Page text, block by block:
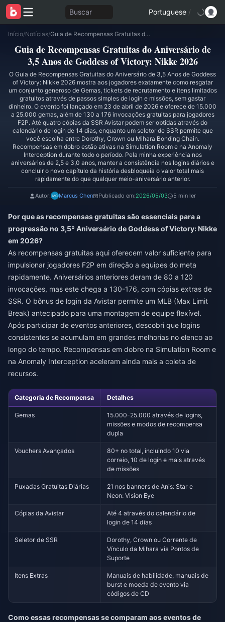
Buscar Portuguese /
Início/Notícias/ Guia de Recompensas Gratuitas do Aniversário de 3,5 Anos de Goddess of Victory: Nikke 2026
Guia de Recompensas Gratuitas do Aniversário de
3,5 Anos de Goddess of Victory: Nikke 2026
O Guia de Recompensas Gratuitas do Aniversário de 3,5 Anos de Goddess
of Victory: Nikke 2026 mostra aos jogadores exatamente como resgatar
um conjunto generoso de Gemas, tickets de recrutamento e itens limitados
gratuitos através de passos simples de login e missões, sem gastar
dinheiro. O evento foi lançado em 23 de abril de 2026 e oferece de 15.000
a 25.000 gemas, além de 130 a 176 invocações gratuitas para jogadores
F2P. Até quatro cópias da SSR Avistar podem ser obtidas através do
calendário de login de 14 dias, enquanto um seletor de SSR permite que
você escolha entre Dorothy, Crown ou Mihara Bonding Chain.
Recompensas em dobro estão ativas na Simulation Room e na Anomaly
Interception durante todo o período. Pela minha experiência nos
aniversários de 2,5 e 3,0 anos, manter a consistência nos logins diários e
concluir o novo capítulo da história desbloqueia o valor total mais
rapidamente do que qualquer meio-aniversário anterior.
Autor: Marcus Chen Publicado em:2026/05/03 5 min ler
Por que as recompensas gratuitas são essenciais para a
progressão no 3,5º Aniversário de Goddess of Victory: Nikke
em 2026?
As recompensas gratuitas aqui oferecem valor suficiente para
impulsionar jogadores F2P em direção a equipes do meta
rapidamente. Aniversários anteriores deram de 80 a 120
invocações, mas este chega a 130-176, com cópias extras de
SSR. O bônus de login da Avistar permite um MLB (Max Limit
Break) antecipado para uma montagem de equipe flexível.
Após participar de eventos anteriores, descobri que logins
consistentes se acumulam em grandes melhorias no elenco ao
longo do tempo. Recompensas em dobro na Simulation Room e
na Anomaly Interception aceleram ainda mais a coleta de
recursos.
Categoria de Recompensa Detalhes
Gemas
15.000-25.000 através de logins,
missões e modos de recompensa
dupla
Vouchers Avançados
80+ no total, incluindo 10 via
correio, 10 de login e mais através
de missões
Puxadas Gratuitas Diárias
21 nos banners de Anis: Star e
Neon: Vision Eye
Cópias da Avistar
Até 4 através do calendário de
login de 14 dias
Seletor de SSR
Dorothy, Crown ou Corrente de
Vínculo da Mihara via Pontos de
Suporte
Itens Extras
Manuais de habilidade, manuais de
burst e moeda de evento via
códigos de CD
Como essas recompensas se comparam aos eventos de